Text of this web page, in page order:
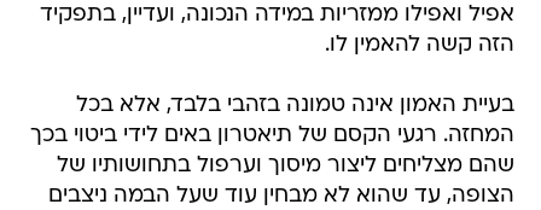
אפיל ואפילו ממזריות במידה הנכונה, ועדיין, בתפקיד
הזה קשה להאמין לו.
בעיית האמון אינה טמונה בזהבי בלבד, אלא בכל
המחזה. רגעי הקסם של תיאטרון באים לידי ביטוי בכך
שהם מצליחים ליצור מיסוך וערפול בתחושותיו של
הצופה, עד שהוא לא מבחין עוד שעל הבמה ניצבים